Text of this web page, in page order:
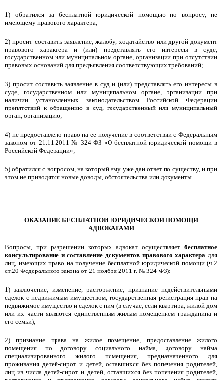
1) обратился за бесплатной юридической помощью по вопросу, не
имеющему правового характера;
2) просит составить заявление, жалобу, ходатайство или другой документ
правового характера и (или) представлять его интересы в суде,
государственном или муниципальном органе, организации при отсутствии
правовых оснований для предъявления соответствующих требований;
3) просит составить заявление в суд и (или) представлять его интересы в
суде, государственном или муниципальном органе, организации при
наличии установленных законодательством Российской Федерации
препятствий к обращению в суд, государственный или муниципальный
орган, организацию;
4) не предоставлено право на ее получение в соответствии с Федеральным
законом от 21.11.2011 № 324-ФЗ «О бесплатной юридической помощи в
Российской Федерации»;
5) обратился с вопросом, на который ему уже дан ответ по существу, и при
этом не приводятся новые доводы, обстоятельства или документы.
ОКАЗАНИЕ БЕСПЛАТНОЙ ЮРИДИЧЕСКОЙ ПОМОЩИ
АДВОКАТАМИ
Вопросы, при разрешении которых адвокат осуществляет бесплатное
консультирование и составление документов правового характера для
лиц, имеющих право на получение бесплатной юридической помощи (ч.2
ст.20 Федерального закона от 21 ноября 2011 г. № 324-ФЗ):
1) заключение, изменение, расторжение, признание недействительными
сделок с недвижимым имуществом, государственная регистрация прав на
недвижимое имущество и сделок с ним (в случае, если квартира, жилой дом
или их части являются единственным жилым помещением гражданина и
его семьи);
2) признание права на жилое помещение, предоставление жилого
помещения по договору социального найма, договору найма
специализированного жилого помещения, предназначенного для
проживания детей-сирот и детей, оставшихся без попечения родителей,
лиц из числа детей-сирот и детей, оставшихся без попечения родителей,